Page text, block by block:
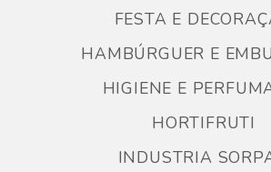
FESTA E
HAMBÚRGUER E
HIGIENE E
HORTIFRUTI
INDUSTRIA